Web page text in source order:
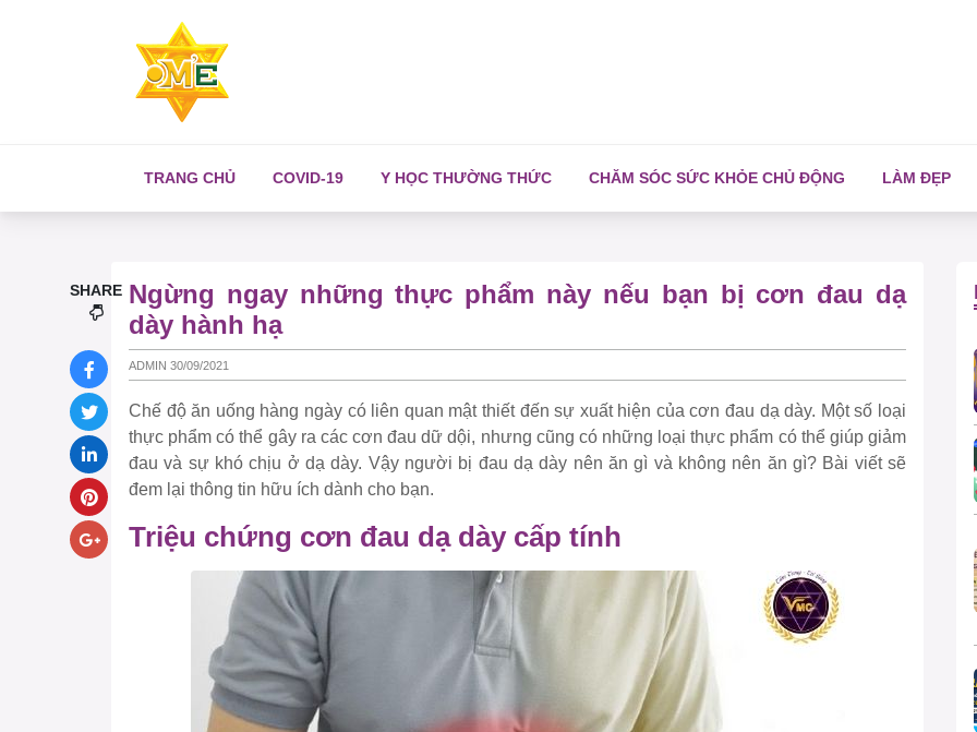
TRANG CHỦ COVID-19 Y HỌC THƯỜNG THỨC CHĂM SÓC SỨC KHỎE CHỦ ĐỘNG LÀM ĐẸP
Ngừng ngay những thực phẩm này nếu bạn bị cơn đau dạ
dày hành hạ
ADMIN 30/09/2021
Chế độ ăn uống hàng ngày có liên quan mật thiết đến sự xuất hiện của cơn đau dạ dày. Một số loại
thực phẩm có thể gây ra các cơn đau dữ dội, nhưng cũng có những loại thực phẩm có thể giúp giảm
đau và sự khó chịu ở dạ dày. Vậy người bị đau dạ dày nên ăn gì và không nên ăn gì? Bài viết sẽ
đem lại thông tin hữu ích dành cho bạn.
Triệu chứng cơn đau dạ dày cấp tính
SHARE